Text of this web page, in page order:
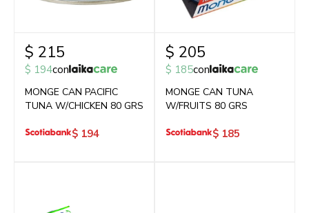
$ 215
$ 194con
MONGE CAN PACIFIC
TUNA W/CHICKEN 80 GRS
$ 194
$ 205
$ 185con
MONGE CAN TUNA
W/FRUITS 80 GRS
$ 185